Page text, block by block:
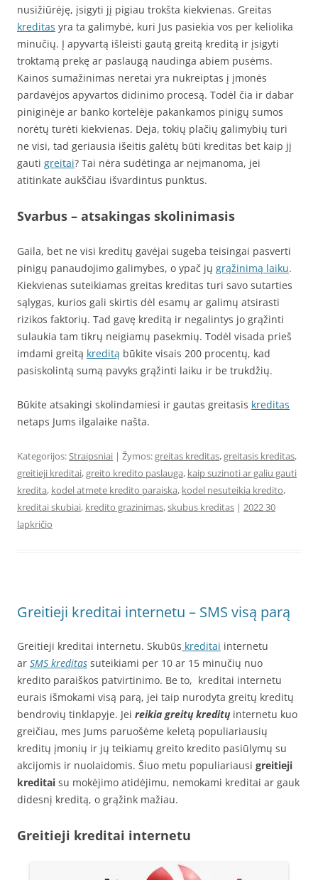
nusižiūrėję, įsigyti jį pigiau trokšta kiekvienas. Greitas
kreditas yra ta galimybė, kuri Jus pasiekia vos per keliolika
minučių. Į apyvartą išleisti gautą greitą kreditą ir įsigyti
troktamą prekę ar paslaugą naudinga abiem pusėms.
Kainos sumažinimas neretai yra nukreiptas į įmonės
pardavėjos apyvartos didinimo procesą. Todėl čia ir dabar
piniginėje ar banko kortelėje pakankamos pinigų sumos
norėtų turėti kiekvienas. Deja, tokių plačių galimybių turi
ne visi, tad geriausia išeitis galėtų būti kreditas bet kaip jį
gauti greitai? Tai nėra sudėtinga ar neįmanoma, jei
atitinkate aukščiau išvardintus punktus.
Svarbus – atsakingas skolinimasis
Gaila, bet ne visi kreditų gavėjai sugeba teisingai pasverti
pinigų panaudojimo galimybes, o ypač jų grąžinimą laiku.
Kiekvienas suteikiamas greitas kreditas turi savo sutarties
sąlygas, kurios gali skirtis dėl esamų ar galimų atsirasti
rizikos faktorių. Tad gavę kreditą ir negalintys jo grąžinti
sulaukia tam tikrų neigiamų pasekmių. Todėl visada prieš
imdami greitą kreditą būkite visais 200 procentų, kad
pasiskolintą sumą pavyks grąžinti laiku ir be trukdžių.
Būkite atsakingi skolindamiesi ir gautas greitasis kreditas
netaps Jums ilgalaike našta.
Kategorijos:Straipsniai | Žymos:greitas kreditas,greitasis kreditas,
greitieji kreditai,greito kredito paslauga, kaip suzinoti ar galiu gauti
kredita, kodel atmete kredito paraiska, kodel nesuteikia kredito,
kreditai skubiai, kredito grazinimas,skubus kreditas | 2022 30
lapkričio
Greitieji kreditai internetu – SMS visą parą
Greitieji kreditai internetu. Skubūs kreditai internetu
ar SMS kreditas suteikiami per 10 ar 15 minučių nuo
kredito paraiškos patvirtinimo. Be to, kreditai internetu
eurais išmokami visą parą, jei taip nurodyta greitų kreditų
bendrovių tinklapyje. Jei reikia greitų kreditų internetu kuo
greičiau, mes Jums paruošėme keletą populiariausių
kreditų įmonių ir jų teikiamų greito kredito pasiūlymų su
akcijomis ir nuolaidomis. Šiuo metu populiariausi greitieji
kreditai su mokėjimo atidėjimu, nemokami kreditai ar gauk
didesnį kreditą, o grąžink mažiau.
Greitieji kreditai internetu